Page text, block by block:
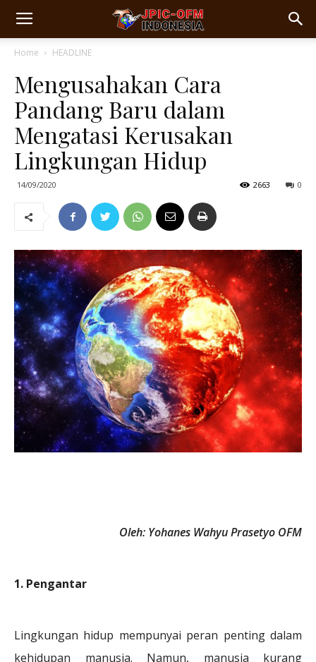
Home HEADLINE
Mengusahakan Cara
Pandang Baru dalam
Mengatasi Kerusakan
Lingkungan Hidup
14/09/2020 0
2663
Oleh: Yohanes Wahyu Prasetyo OFM
1. Pengantar
Lingkungan hidup mempunyai peran penting dalam
kehidupan manusia. Namun, manusia kurang